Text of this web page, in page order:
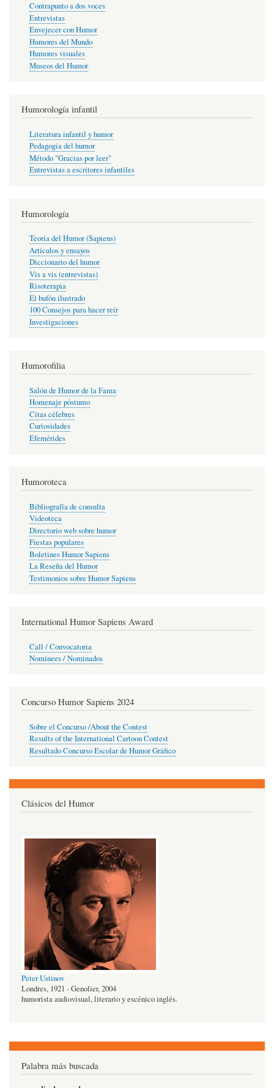
Contrapunto a dos voces
Entrevistas
Envejecer con Humor
Humores del Mundo
Humores visuales
Museos del Humor
Humorología infantil
Literatura infantil y humor
Pedagogía del humor
Método "Gracias por leer"
Entrevistas a escritores infantiles
Humorología
Teoría del Humor (Sapiens)
Artículos y ensayos
Diccionario del humor
Vis a vis (entrevistas)
Risoterapia
El bufón ilustrado
100 Consejos para hacer reír
Investigaciones
Humorofilia
Salón de Humor de la Fama
Homenaje póstumo
Citas célebres
Curiosidades
Efemérides
Humoroteca
Bibliografía de consulta
Videoteca
Directorio web sobre humor
Fiestas populares
Boletines Humor Sapiens
La Reseña del Humor
Testimonios sobre Humor Sapiens
International Humor Sapiens Award
Call / Convocatoria
Nominees / Nominados
Concurso Humor Sapiens 2024
Sobre el Concurso /About the Contest
Results of the International Cartoon Contest
Resultado Concurso Escolar de Humor Gráfico
Clásicos del Humor
Peter Ustinov
Londres, 1921 - Genolier, 2004
humorista audiovisual, literario y escénico inglés.
Palabra más buscada